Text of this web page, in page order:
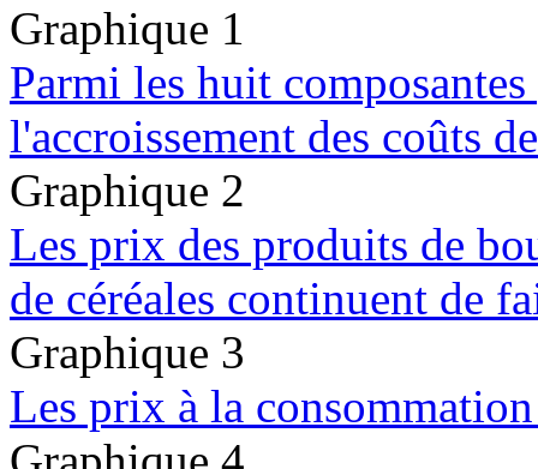
Graphique 1
Parmi les huit
l'accroissement des coûts
Graphique 2
Les prix des produits de
de céréales continuent de
Graphique 3
Les prix à la